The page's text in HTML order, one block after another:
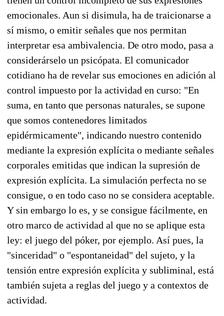
emocionales. Aun si disimula, ha de traicionarse a
sí mismo, o emitir señales que nos permitan
interpretar esa ambivalencia. De otro modo, pasa a
considerárselo un psicópata. El comunicador
cotidiano ha de revelar sus emociones en adición al
control impuesto por la actividad en curso: "En
suma, en tanto que personas naturales, se supone
que somos contenedores limitados
epidérmicamente", indicando nuestro contenido
mediante la expresión explícita o mediante señales
corporales emitidas que indican la supresión de
expresión explícita. La simulación perfecta no se
consigue, o en todo caso no se considera aceptable.
Y sin embargo lo es, y se consigue fácilmente, en
otro marco de actividad al que no se aplique esta
ley: el juego del póker, por ejemplo. Así pues, la
"sinceridad" o "espontaneidad" del sujeto, y la
tensión entre expresión explícita y subliminal, está
también sujeta a reglas del juego y a contextos de
actividad.